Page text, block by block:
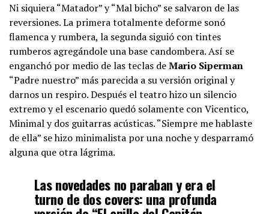
Ni siquiera “Matador” y “Mal bicho” se salvaron de las
reversiones. La primera totalmente deforme sonó
flamenca y rumbera, la segunda siguió con tintes
rumberos agregándole una base candombera. Así se
enganchó por medio de las teclas deMario Siperman
“Padre nuestro” más parecida a su versión original y
darnos un respiro. Después el teatro hizo un silencio
extremo y el escenario quedó solamente con Vicentico,
Minimal y dos guitarras acústicas. “Siempre me hablaste
de ella” se hizo minimalista por una noche y desparramó
alguna que otra lágrima.
Las novedades no paraban y era el
turno de dos covers: una profunda